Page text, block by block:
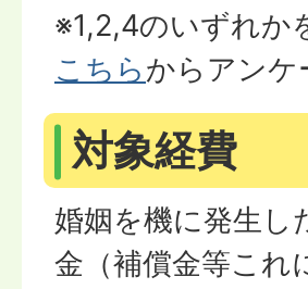
※1,2,4のいずれか
こちらからアンケ
対象経費
婚姻を機に発生し
金（補償金等これ